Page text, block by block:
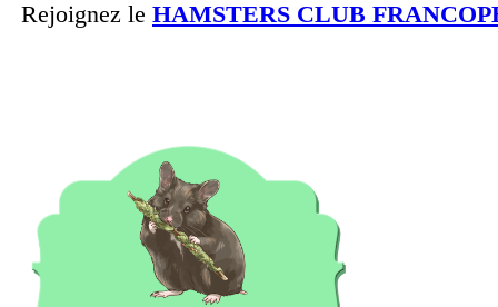
Rejoignez le HAMSTERS CLUB